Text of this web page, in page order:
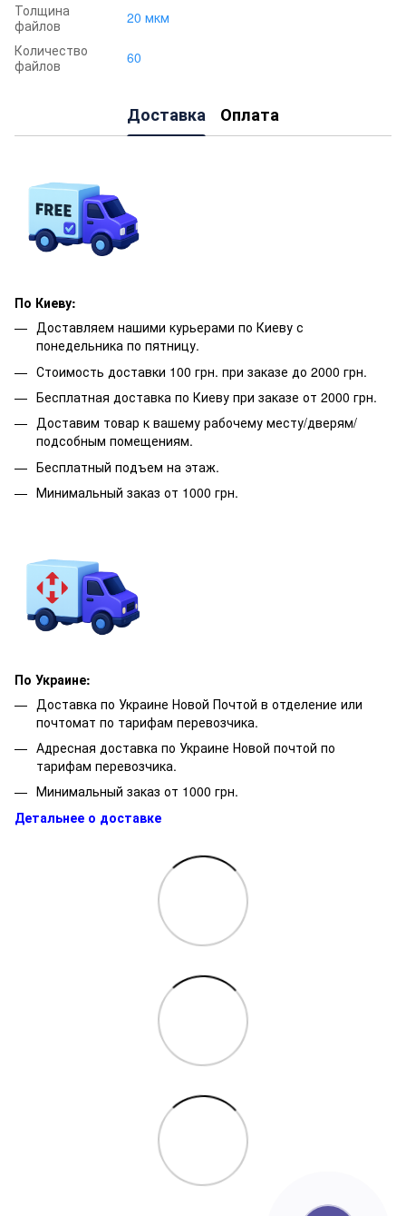
Толщина
файлов
20 мкм
Количество
файлов
60
Доставка Оплата
По Киеву:
Доставляем нашими курьерами по Киеву с
понедельника по пятницу.
Стоимость доставки 100 грн. при заказе до 2000 грн.
Бесплатная доставка по Киеву при заказе от 2000 грн.
Доставим товар к вашему рабочему месту/дверям/
подсобным помещениям.
Бесплатный подъем на этаж.
Минимальный заказ от 1000 грн.
По Украине:
Доставка по Украине Новой Почтой в отделение или
почтомат по тарифам перевозчика.
Адресная доставка по Украине Новой почтой по
тарифам перевозчика.
Минимальный заказ от 1000 грн.
Детальнее о доставке